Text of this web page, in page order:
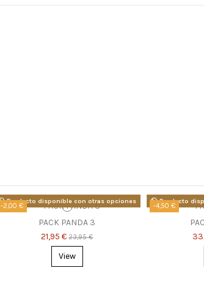
-2,00 €
Producto disponible con otras opciones
PACK PANDA 3
21,95 €23,95 €
View
-4,50 €
Producto